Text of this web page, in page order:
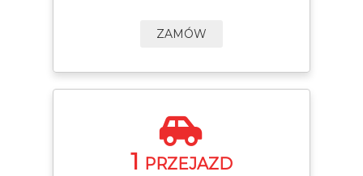
ZAMÓW
1 PRZEJAZD